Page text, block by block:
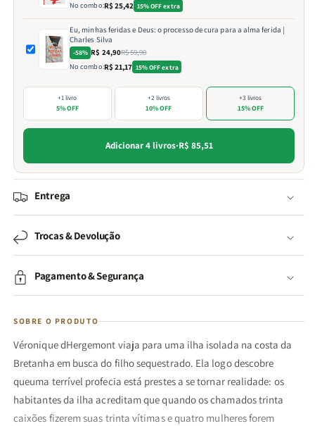
No combo:R$ 25,42 15% OFF extra
Eu, minhas feridas e Deus: o processo de cura para a alma ferida |
Charles Silva
-58% R$ 24,90R$ 59,90
No combo:R$ 21,17 15% OFF extra
+1 livro
5% OFF
+2 livros
10% OFF
+3 livros
15% OFF
Adicionar 4 livros·R$ 85,51
Entrega
Trocas & Devolução
Pagamento & Segurança
SOBRE O PRODUTO
Véronique dHergemont viaja para uma ilha isolada na costa da
Bretanha em busca do filho sequestrado. Ela logo descobre
queuma terrível profecia está prestes a se tornar realidade: os
habitantes da ilha acreditam que quando os chamados trinta
caixões fizerem suas trinta vítimas e quatro mulheres forem